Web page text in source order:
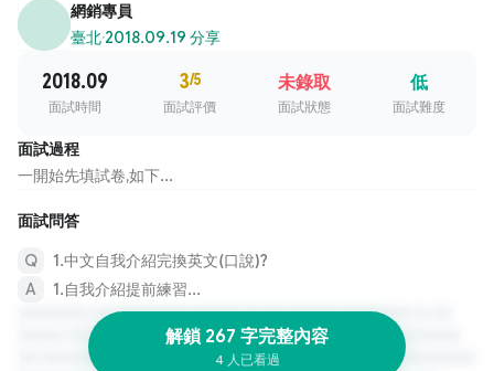
網銷專員
臺北·2018.09.19 分享
2018.09
面試時間
3/5
面試評價
未錄取
面試狀態
低
面試難度
面試過程
一開始先填試卷,如下...
面試問答
1.中文自我介紹完換英文(口說)?
1.自我介紹提前練習...
解鎖 267 字完整內容
4 人已看過